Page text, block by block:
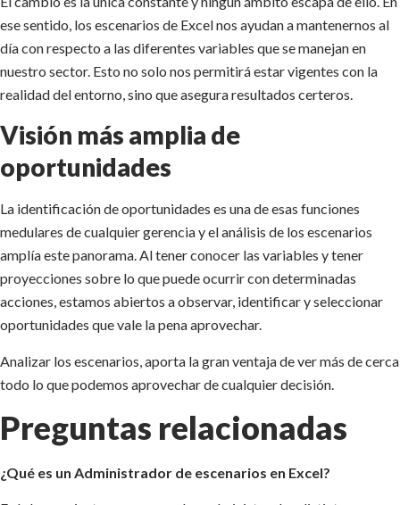
ese sentido, los escenarios de Excel nos ayudan a mantenernos al
día con respecto a las diferentes variables que se manejan en
nuestro sector. Esto no solo nos permitirá estar vigentes con la
realidad del entorno, sino que asegura resultados certeros.
Visión más amplia de
oportunidades
La identificación de oportunidades es una de esas funciones
medulares de cualquier gerencia y el análisis de los escenarios
amplía este panorama. Al tener conocer las variables y tener
proyecciones sobre lo que puede ocurrir con determinadas
acciones, estamos abiertos a observar, identificar y seleccionar
oportunidades que vale la pena aprovechar.
Analizar los escenarios, aporta la gran ventaja de ver más de cerca
todo lo que podemos aprovechar de cualquier decisión.
Preguntas relacionadas
¿Qué es un Administrador de escenarios en Excel?